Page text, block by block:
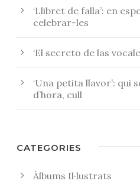
‘Llibret de falla’: en
celebrar-les
‘El secreto de las
‘Una petita llavor’: qui
d’hora, cull
CATEGORIES
Àlbums Il·lustrats